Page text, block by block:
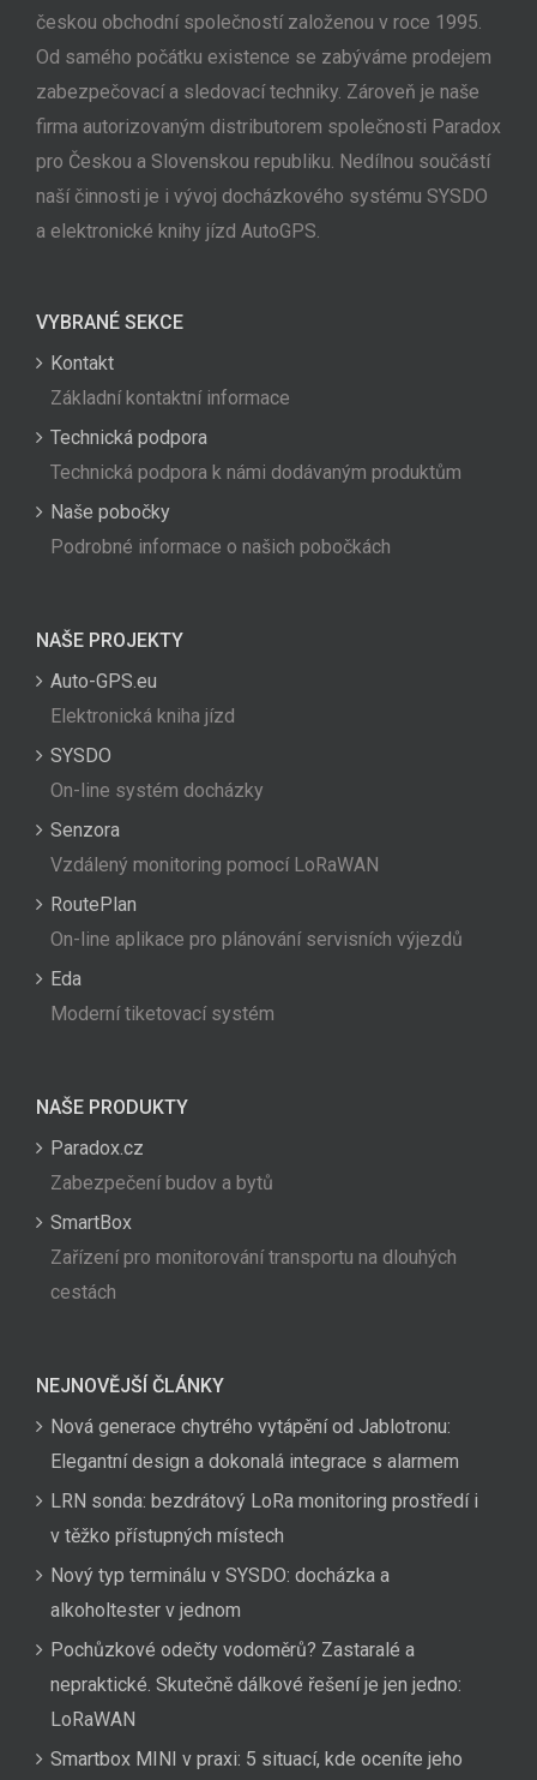
českou obchodní společností založenou v roce 1995.
Od samého počátku existence se zabýváme prodejem
zabezpečovací a sledovací techniky. Zároveň je naše
firma autorizovaným distributorem společnosti Paradox
pro Českou a Slovenskou republiku. Nedílnou součástí
naší činnosti je i vývoj docházkového systému SYSDO
a elektronické knihy jízd AutoGPS.
VYBRANÉ SEKCE
Kontakt
Základní kontaktní informace
Technická podpora
Technická podpora k námi dodávaným produktům
Naše pobočky
Podrobné informace o našich pobočkách
NAŠE PROJEKTY
Auto-GPS.eu
Elektronická kniha jízd
SYSDO
On-line systém docházky
Senzora
Vzdálený monitoring pomocí LoRaWAN
RoutePlan
On-line aplikace pro plánování servisních výjezdů
Eda
Moderní tiketovací systém
NAŠE PRODUKTY
Paradox.cz
Zabezpečení budov a bytů
SmartBox
Zařízení pro monitorování transportu na dlouhých
cestách
NEJNOVĚJŠÍ ČLÁNKY
Nová generace chytrého vytápění od Jablotronu:
Elegantní design a dokonalá integrace s alarmem
LRN sonda: bezdrátový LoRa monitoring prostředí i
v těžko přístupných místech
Nový typ terminálu v SYSDO: docházka a
alkoholtester v jednom
Pochůzkové odečty vodoměrů? Zastaralé a
nepraktické. Skutečně dálkové řešení je jen jedno:
LoRaWAN
Smartbox MINI v praxi: 5 situací, kde oceníte jeho